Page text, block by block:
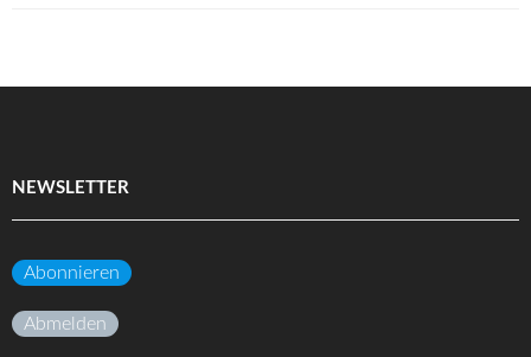
NEWSLETTER
Abonnieren
Abmelden